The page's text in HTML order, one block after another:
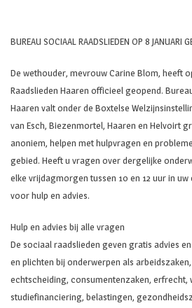
BUREAU SOCIAAL RAADSLIEDEN OP 8 JANUARI
De wethouder, mevrouw Carine Blom, heeft
Raadslieden Haaren officieel geopend.
Haaren valt onder de Boxtelse
van Esch, Biezenmortel, Haaren en Helvoirt
anoniem, helpen met hulpvragen en
gebied. Heeft u vragen over dergelijke
elke vrijdagmorgen tussen 10 en 12 uur in
voor hulp en advies.
Hulp en advies bij alle vragen
De sociaal raadslieden geven gratis advies
en plichten bij onderwerpen als
echtscheiding, consumentenzaken, erfrecht,
studiefinanciering, belastingen,